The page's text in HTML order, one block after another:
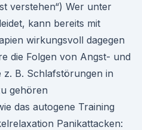
verstehen“) Wer unter
kann bereits mit
wirkungsvoll dagegen
die Folgen von Angst- und
z. B. Schlafstörungen in
gehören
das autogene Training
Panikattacken: